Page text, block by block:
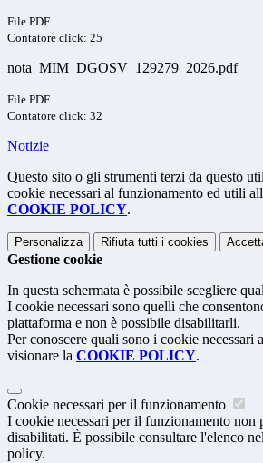
File PDF
Contatore click: 25
nota_MIM_DGOSV_129279_2026.pdf
File PDF
Contatore click: 32
Notizie
Questo sito o gli strumenti terzi da questo
cookie necessari al funzionamento ed utili
COOKIE POLICY.
Personalizza Rifiuta tutti i cookies
Gestione cookie
In questa schermata è possibile scegliere
I cookie necessari sono quelli che
piattaforma e non è possibile disabilitarli.
Per conoscere quali sono i cookie necessari
visionare la COOKIE POLICY.
Cookie necessari per il funzionamento
I cookie necessari per il funzionamento non
disabilitati. È possibile consultare l'elenco
policy.